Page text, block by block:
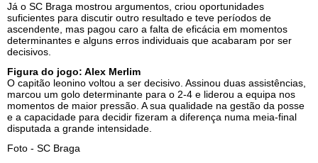
Já o SC Braga mostrou argumentos, criou oportunidades
suficientes para discutir outro resultado e teve períodos de
ascendente, mas pagou caro a falta de eficácia em momentos
determinantes e alguns erros individuais que acabaram por ser
decisivos.
Figura do jogo: Alex Merlim
O capitão leonino voltou a ser decisivo. Assinou duas assistências,
marcou um golo determinante para o 2-4 e liderou a equipa nos
momentos de maior pressão. A sua qualidade na gestão da posse
e a capacidade para decidir fizeram a diferença numa meia-final
disputada a grande intensidade.
Foto - SC Braga